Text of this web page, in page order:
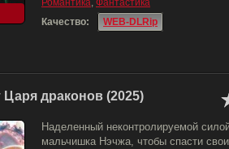
Романтика, Фантастика
Качество:
WEB-DLRip
драконов (2025)
Наделенный неконтролируемой
мальчишка Нэчжа, чтобы спасти